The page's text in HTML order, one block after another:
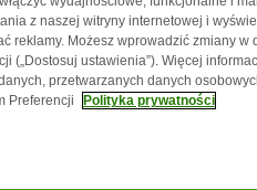
z naszej witryny internetowej i
reklamy. Możesz wprowadzić zmiany w
(„Dostosuj ustawienia”). Więcej
przetwarzanych danych
Preferencji
Polityka prywatności